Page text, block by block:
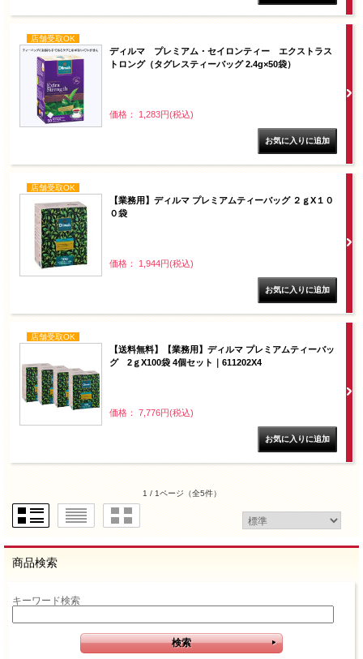
店舗受取OK
ディルマ プレミアム・セイロンティー エクストラス
トロング（タグレスティーバッグ 2.4g×50袋）
価格： 1,283円(税込)
店舗受取OK
【業務用】ディルマ プレミアムティーバッグ ２ｇX１０
０袋
価格： 1,944円(税込)
店舗受取OK
【送料無料】【業務用】ディルマ プレミアムティーバッ
グ 2ｇX100袋 4個セット｜611202X4
価格： 7,776円(税込)
1 / 1ページ （全5件）
商品検索
キーワード検索